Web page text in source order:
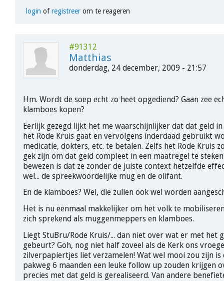
login ofregistreerom te reageren
#91312
Matthias
donderdag, 24 december, 2009 - 21:57
Hm. Wordt de soep echt zo heet opgediend? Gaan zee
klamboes kopen?
Eerlijk gezegd lijkt het me waarschijnlijker dat dat geld
het Rode Kruis gaat en vervolgens inderdaad gebruikt
medicatie, dokters, etc. te betalen. Zelfs het Rode Kruis
gek zijn om dat geld compleet in een maatregel te
bewezen is dat ze zonder de juiste context hetzelfde
wel... de spreekwoordelijke mug en de olifant.
En de klamboes? Wel, die zullen ook wel worden
Het is nu eenmaal makkelijker om het volk te
zich sprekend als muggenmeppers en klamboes.
Liegt StuBru/Rode Kruis/... dan niet over wat er met het
gebeurt? Goh, nog niet half zoveel als de Kerk ons
zilverpapiertjes liet verzamelen! Wat wel mooi zou zijn is
pakweg 6 maanden een leuke follow up zouden krijgen
precies met dat geld is gerealiseerd. Van andere